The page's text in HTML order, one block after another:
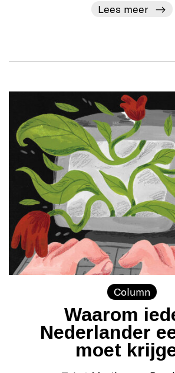
Lees meer
Column
Waarom
Nederlander
moet